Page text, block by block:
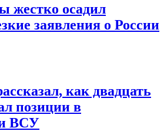
жестко осадил
заявления о России
как двадцать
позиции в
ВСУ